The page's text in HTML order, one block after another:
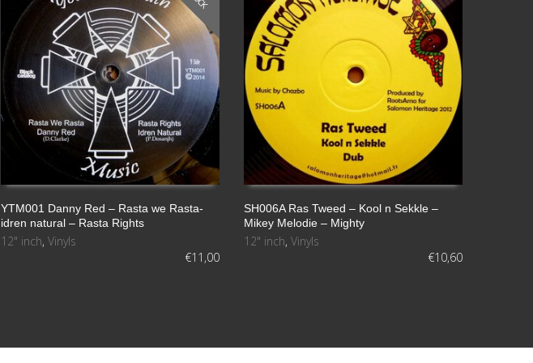
el
volumen.
YTM001 Danny Red – Rasta we Rasta-
idren natural – Rasta Rights
12" inch, Vinyls
€11,00
SH006A Ras Tweed – Kool n Sekkle –
Mikey Melodie – Mighty
12" inch, Vinyls
€10,60